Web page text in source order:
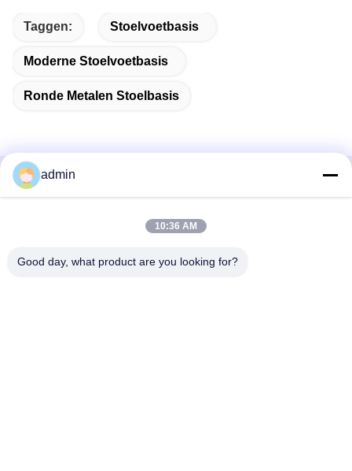
Taggen: Stoelvoetbasis
Moderne Stoelvoetbasis
Ronde Metalen Stoelbasis
Snel contact
City, provincie Guangdong, China
admin
10:36 AM
Good day, what product are you looking for?